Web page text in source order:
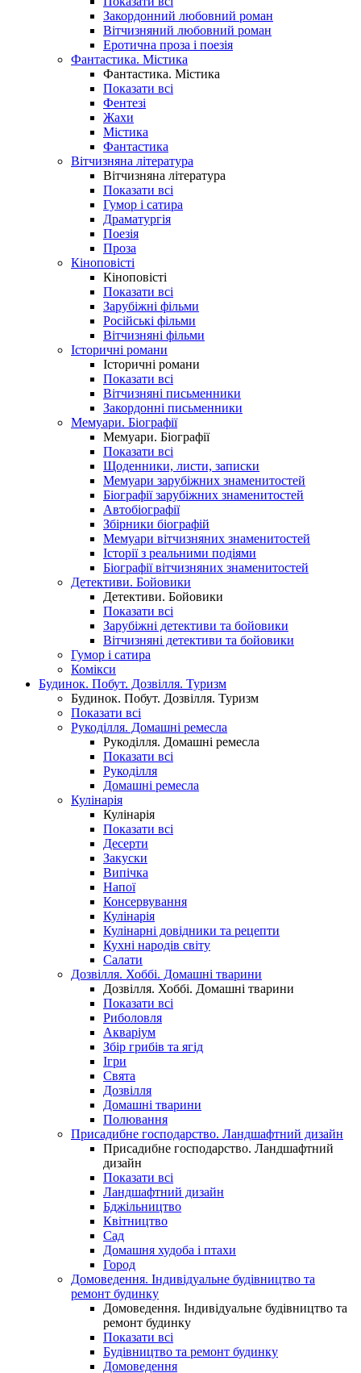
Закордонний любовний роман
Вітчизняний любовний роман
Еротична проза і поезія
Фантастика. Містика
Фантастика. Містика
Показати всі
Фентезі
Жахи
Містика
Фантастика
Вітчизняна література
Вітчизняна література
Показати всі
Гумор і сатира
Драматургія
Поезія
Проза
Кіноповісті
Кіноповісті
Показати всі
Зарубіжні фільми
Російські фільми
Вітчизняні фільми
Історичні романи
Історичні романи
Показати всі
Вітчизняні письменники
Закордонні письменники
Мемуари. Біографії
Мемуари. Біографії
Показати всі
Щоденники, листи, записки
Мемуари зарубіжних знаменитостей
Біографії зарубіжних знаменитостей
Автобіографії
Збірники біографій
Мемуари вітчизняних знаменитостей
Історії з реальними подіями
Біографії вітчизняних знаменитостей
Детективи. Бойовики
Детективи. Бойовики
Показати всі
Зарубіжні детективи та бойовики
Вітчизняні детективи та бойовики
Гумор і сатира
Комікси
Будинок. Побут. Дозвілля. Туризм
Будинок. Побут. Дозвілля. Туризм
Показати всі
Рукоділля. Домашні ремесла
Рукоділля. Домашні ремесла
Показати всі
Рукоділля
Домашні ремесла
Кулінарія
Кулінарія
Показати всі
Десерти
Закуски
Випічка
Напої
Консервування
Кулінарія
Кулінарні довідники та рецепти
Кухні народів світу
Салати
Дозвілля. Хоббі. Домашні тварини
Дозвілля. Хоббі. Домашні тварини
Показати всі
Риболовля
Акваріум
Збір грибів та ягід
Ігри
Свята
Дозвілля
Домашні тварини
Полювання
Присадибне господарство. Ландшафтний дизайн
Присадибне господарство. Ландшафтний
дизайн
Показати всі
Ландшафтний дизайн
Бджільництво
Квітництво
Сад
Домашня худоба і птахи
Город
Домоведення. Індивідуальне будівництво та
ремонт будинку
Домоведення. Індивідуальне будівництво та
ремонт будинку
Показати всі
Будівництво та ремонт будинку
Домоведення